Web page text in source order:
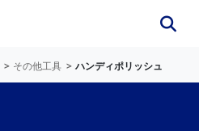
その他工具 ハンディポリッシュ